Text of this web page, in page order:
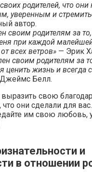
родителей, что
уверенным и
автор.
своим родителям за
при каждой
всех ветров» — Эрик
своим родителям за
ценить жизнь и всегда
Белл.
выразить свою
что они сделали для
им свою любовь,
и
в отношении